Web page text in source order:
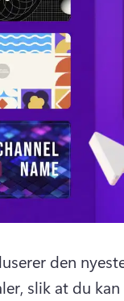
den
slik at du